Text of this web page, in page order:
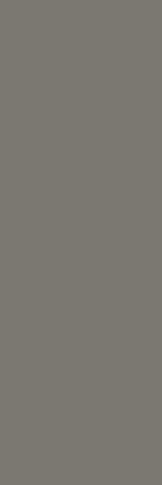
depuis plus
dans les
Mais ces
Lea
déclin
chassés à
reconstituer.
Il